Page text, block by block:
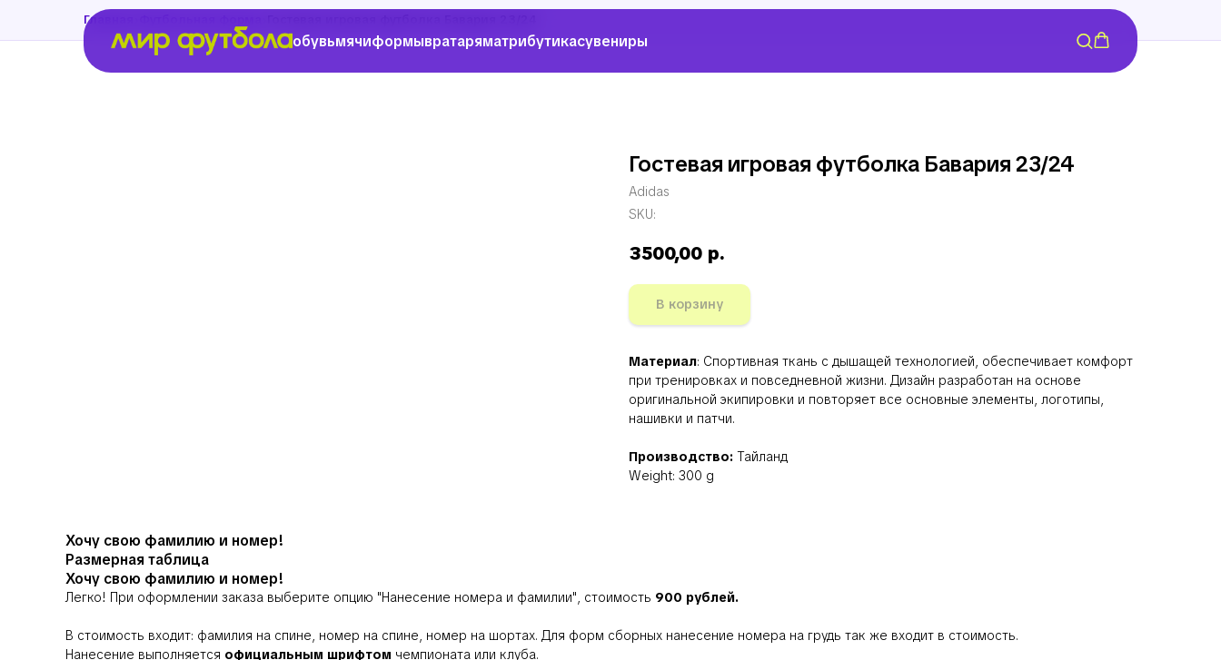
обувьмячиформывратаряматрибутикасувениры
Главная
Гостевая игровая футболка Бавария 23/24
Adidas
SKU:
3500,00 р.
В корзину
Материал: Спортивная ткань с дышащей технологией, обеспечивает комфорт
при тренировках и повседневной жизни. Дизайн разработан на основе
оригинальной экипировки и повторяет все основные элементы, логотипы,
нашивки и патчи.
Производство: Тайланд
Weight: 300 g
Хочу свою фамилию и номер!
Размерная таблица
Хочу свою фамилию и номер!
Легко! При оформлении заказа выберите опцию "Нанесение номера и фамилии", стоимость 900 рублей.
В стоимость входит: фамилия на спине, номер на спине, номер на шортах. Для форм сборных нанесение номера на грудь так же входит в стоимость.
Нанесение выполняется официальным шрифтом чемпионата или клуба.